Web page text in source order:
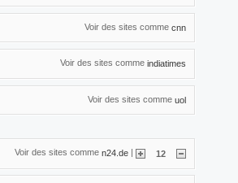
Voir des sites comme cnn
Voir des sites comme indiatimes
Voir des sites comme uol
Voir des sites comme n24.de | 12